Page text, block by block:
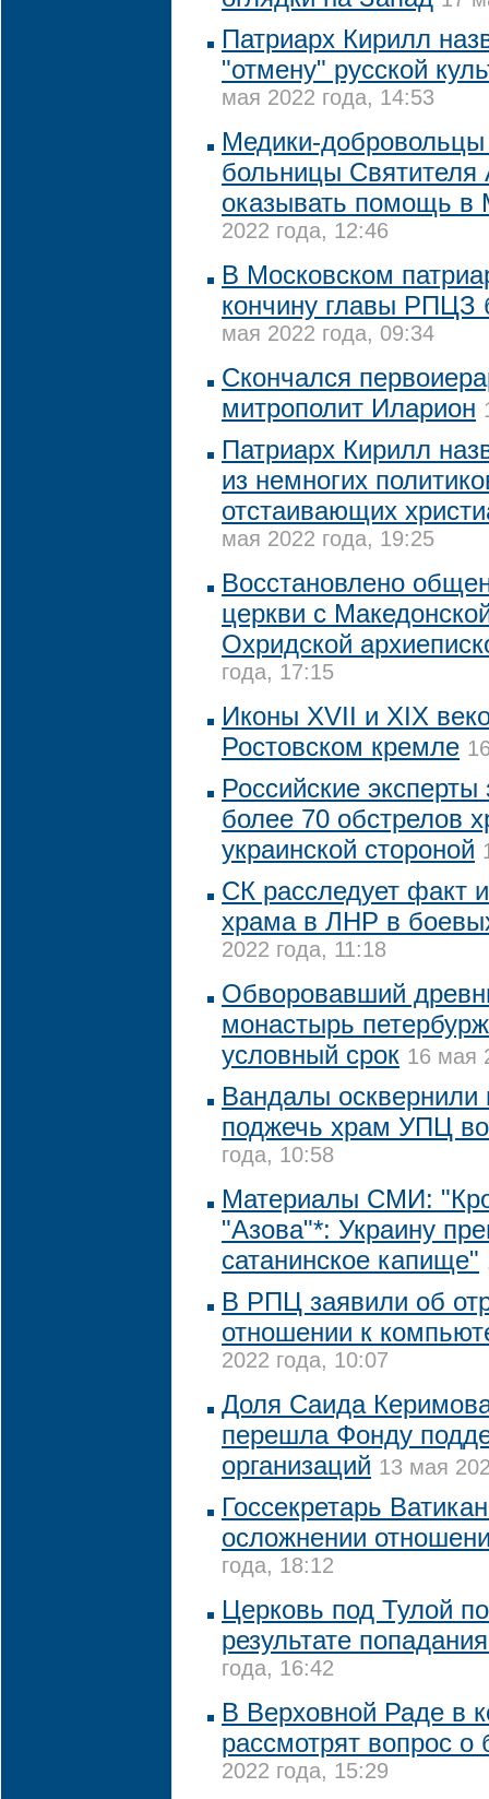
Патриарх Кирилл
"отмену" русской
мая 2022 года, 14:53
Медики-добровольцы
больницы Cвятителя
оказывать помощь в
2022 года, 12:46
В Московском
кончину главы РПЦЗ
мая 2022 года, 09:34
Скончался
митрополит Иларион
Патриарх Кирилл
из немногих
отстаивающих
мая 2022 года, 19:25
Восстановлено
церкви с
Охридской
года, 17:15
Иконы XVII и XIX
Ростовском кремле
Российские
более 70 обстрелов
украинской стороной
СК расследует факт
храма в ЛНР в
2022 года, 11:18
Обворовавший
монастырь
условный срок 16 мая
Вандалы осквернили
поджечь храм УПЦ
года, 10:58
Материалы СМИ:
"Азова"*: Украину
сатанинское капище"
В РПЦ заявили об
отношении к
2022 года, 10:07
Доля Саида
перешла Фонду
организаций 13 мая
Госсекретарь
осложнении
года, 18:12
Церковь под Тулой
результате
года, 16:42
В Верховной Раде в
рассмотрят вопрос
2022 года, 15:29